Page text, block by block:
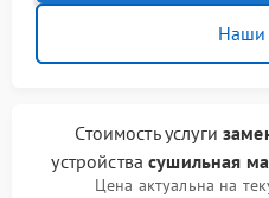
Наши
Стоимость услуги
устройствасушильная
Цена актуальна на